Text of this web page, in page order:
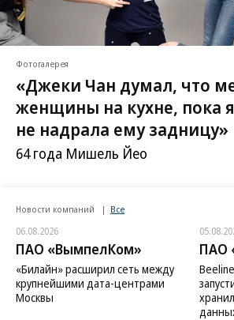
Фотогалерея
«Джеки Чан думал, что
женщины на кухне, пока я
не надрала ему задницу»
64 года Мишель Йео
Новости компаний Все
06.08.2026
ПАО «ВымпелКом»
«Билайн» расширил сеть между
крупнейшими дата-центрами
Москвы
ПАО